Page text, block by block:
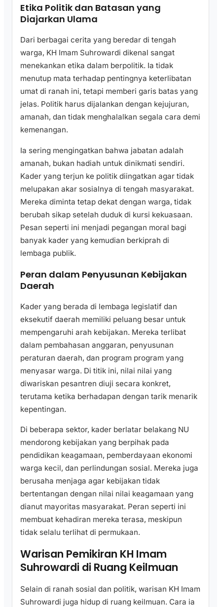
Etika Politik dan Batasan yang
Diajarkan Ulama
Dari berbagai cerita yang beredar di tengah
warga, KH Imam Suhrowardi dikenal sangat
menekankan etika dalam berpolitik. Ia tidak
menutup mata terhadap pentingnya keterlibatan
umat di ranah ini, tetapi memberi garis batas yang
jelas. Politik harus dijalankan dengan kejujuran,
amanah, dan tidak menghalalkan segala cara demi
kemenangan.
Ia sering mengingatkan bahwa jabatan adalah
amanah, bukan hadiah untuk dinikmati sendiri.
Kader yang terjun ke politik diingatkan agar tidak
melupakan akar sosialnya di tengah masyarakat.
Mereka diminta tetap dekat dengan warga, tidak
berubah sikap setelah duduk di kursi kekuasaan.
Pesan seperti ini menjadi pegangan moral bagi
banyak kader yang kemudian berkiprah di
lembaga publik.
Peran dalam Penyusunan Kebijakan
Daerah
Kader yang berada di lembaga legislatif dan
eksekutif daerah memiliki peluang besar untuk
mempengaruhi arah kebijakan. Mereka terlibat
dalam pembahasan anggaran, penyusunan
peraturan daerah, dan program program yang
menyasar warga. Di titik ini, nilai nilai yang
diwariskan pesantren diuji secara konkret,
terutama ketika berhadapan dengan tarik menarik
kepentingan.
Di beberapa sektor, kader berlatar belakang NU
mendorong kebijakan yang berpihak pada
pendidikan keagamaan, pemberdayaan ekonomi
warga kecil, dan perlindungan sosial. Mereka juga
berusaha menjaga agar kebijakan tidak
bertentangan dengan nilai nilai keagamaan yang
dianut mayoritas masyarakat. Peran seperti ini
membuat kehadiran mereka terasa, meskipun
tidak selalu terlihat di permukaan.
Warisan Pemikiran KH Imam
Suhrowardi di Ruang Keilmuan
Selain di ranah sosial dan politik, warisan KH Imam
Suhrowardi juga hidup di ruang keilmuan. Cara ia